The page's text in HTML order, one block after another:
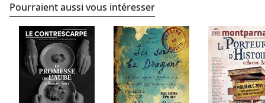
Pourraient aussi vous intéresser